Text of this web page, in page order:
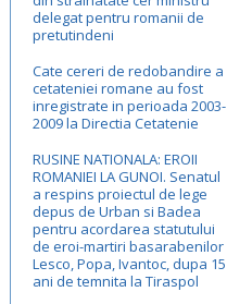
delegat pentru romanii de
pretutindeni
Cate cereri de redobandire a
cetateniei romane au fost
inregistrate in perioada 2003-
2009 la Directia Cetatenie
RUSINE NATIONALA: EROII
ROMANIEI LA GUNOI. Senatul
a respins proiectul de lege
depus de Urban si Badea
pentru acordarea statutului
de eroi-martiri basarabenilor
Lesco, Popa, Ivantoc, dupa 15
ani de temnita la Tiraspol